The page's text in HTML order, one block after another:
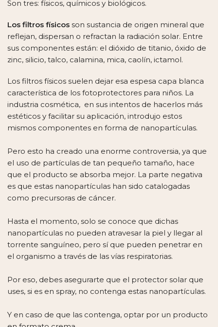
Son tres: físicos, químicos y biológicos.
Los filtros físicos son sustancia de origen mineral que
reflejan, dispersan o refractan la radiación solar. Entre
sus componentes están: el dióxido de titanio, óxido de
zinc, silicio, talco, calamina, mica, caolín, ictamol.
Los filtros físicos suelen dejar esa espesa capa blanca
característica de los fotoprotectores para niños. La
industria cosmética, en sus intentos de hacerlos más
estéticos y facilitar su aplicación, introdujo estos
mismos componentes en forma de nanopartículas.
Pero esto ha creado una enorme controversia, ya que
el uso de partículas de tan pequeño tamaño, hace
que el producto se absorba mejor. La parte negativa
es que estas nanopartículas han sido catalogadas
como precursoras de cáncer.
Hasta el momento, solo se conoce que dichas
nanopartículas no pueden atravesar la piel y llegar al
torrente sanguíneo, pero sí que pueden penetrar en
el organismo a través de las vías respiratorias.
Por eso, debes asegurarte que el protector solar que
uses, si es en spray, no contenga estas nanopartículas.
Y en caso de que las contenga, optar por un producto